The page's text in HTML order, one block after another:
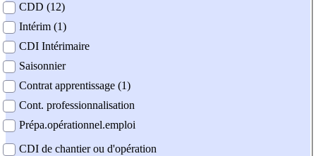
CDD (12)
Intérim (1)
CDI Intérimaire
Saisonnier
Contrat apprentissage (1)
Cont. professionnalisation
Prépa.opérationnel.emploi
CDI de chantier ou d'opération